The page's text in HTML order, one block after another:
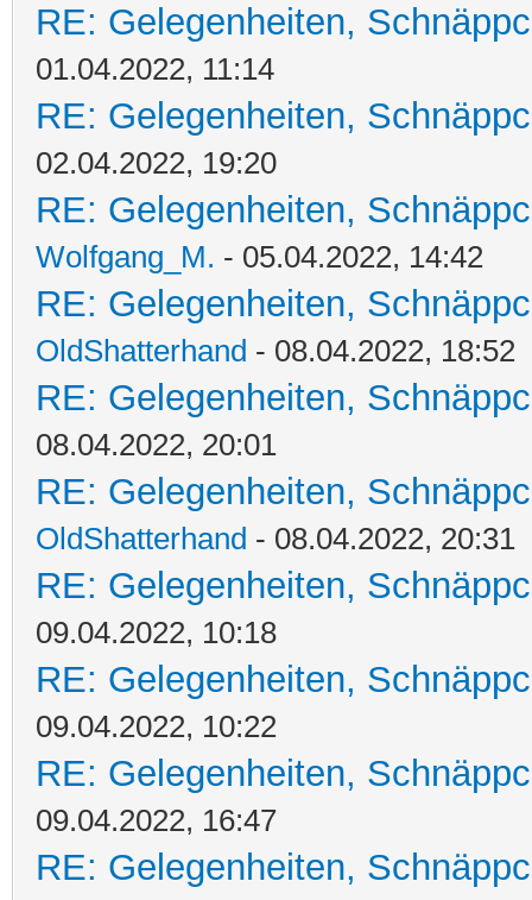
RE: Gelegenheiten,
01.04.2022, 11:14
RE: Gelegenheiten,
02.04.2022, 19:20
RE: Gelegenheiten,
Wolfgang_M. - 05.04.2022, 14:42
RE: Gelegenheiten,
OldShatterhand - 08.04.2022, 18:52
RE: Gelegenheiten,
08.04.2022, 20:01
RE: Gelegenheiten,
OldShatterhand - 08.04.2022, 20:31
RE: Gelegenheiten,
09.04.2022, 10:18
RE: Gelegenheiten,
09.04.2022, 10:22
RE: Gelegenheiten,
09.04.2022, 16:47
RE: Gelegenheiten,